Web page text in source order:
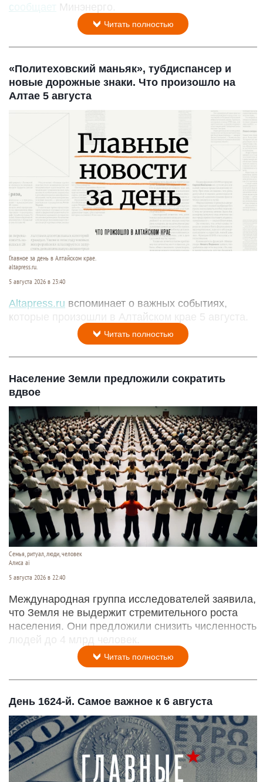
сообщает
Минэнерго.
Читать полностью
«Политеховский маньяк», тубдиспансер и
новые дорожные знаки. Что произошло на
Алтае 5 августа
Главное за день в Алтайском крае.
altapress.ru.
5 августа 2026 в 23:40
Altapress.ru вспоминает о важных событиях,
которые произошли в Алтайском крае 5 августа.
Читать полностью
Население Земли предложили сократить
вдвое
Семья, ритуал, люди, человек
Алиса ai
5 августа 2026 в 22:40
Международная группа исследователей заявила,
что Земля не выдержит стремительного роста
населения. Они предложили снизить численность
людей до 4 млрд человек.
Читать полностью
День 1624-й. Самое важное к 6 августа